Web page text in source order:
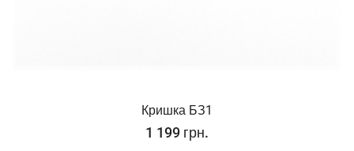
Кришка БЗ1
1 199 грн.